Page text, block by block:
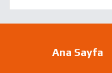
Ana Sayfa